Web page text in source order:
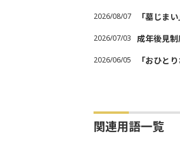
2026/08/07 「墓じま
2026/07/03 成年後見
2026/06/05 「おひと
関連用語一覧